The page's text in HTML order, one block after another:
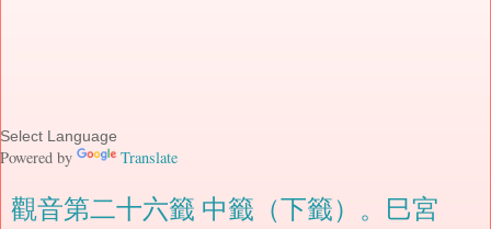
Powered by Translate
觀音第二十六籤 中籤（下籤）。巳宮